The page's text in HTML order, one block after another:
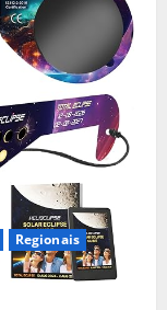
Regionais